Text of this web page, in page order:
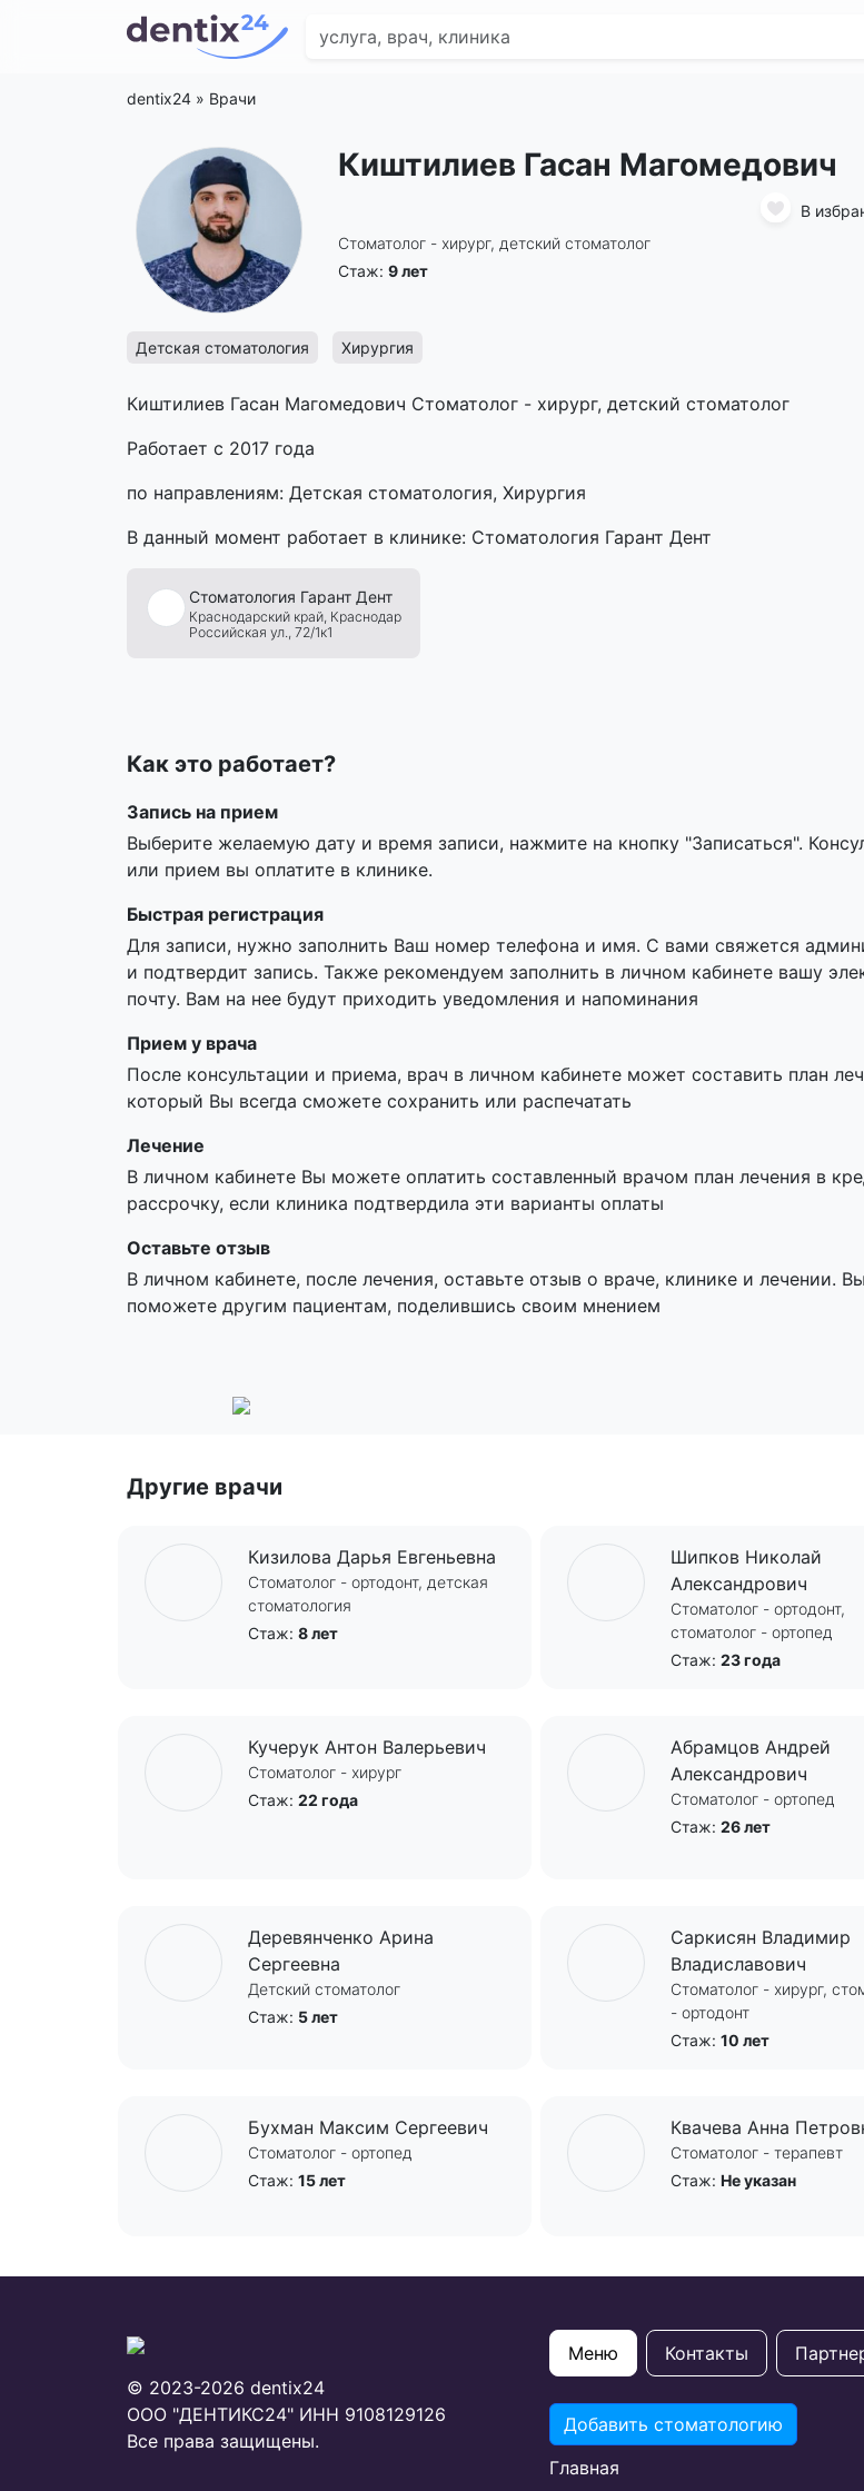
dentix24 » Врачи
Киштилиев Гасан Магомедович
В
Стоматолог - хирург, детский стоматолог
Стаж: 9 лет
Детская стоматология Хирургия
Киштилиев Гасан Магомедович Стоматолог - хирург, детский стоматолог
Работает с 2017 года
по направлениям: Детская стоматология, Хирургия
В данный момент работает в клинике: Стоматология Гарант Дент
Стоматология Гарант Дент
Краснодарский край, Краснодар
Российская ул., 72/1к1
Как это работает?
Запись на прием
Выберите желаемую дату и время записи, нажмите на кнопку "Записаться".
или прием вы оплатите в клинике.
Быстрая регистрация
Для записи, нужно заполнить Ваш номер телефона и имя. С вами свяжется
и подтвердит запись. Также рекомендуем заполнить в личном кабинете вашу
почту. Вам на нее будут приходить уведомления и напоминания
Прием у врача
После консультации и приема, врач в личном кабинете может составить план
который Вы всегда сможете сохранить или распечатать
Лечение
В личном кабинете Вы можете оплатить составленный врачом план лечения в
рассрочку, если клиника подтвердила эти варианты оплаты
Оставьте отзыв
В личном кабинете, после лечения, оставьте отзыв о враче, клинике и лечении. Вы
поможете другим пациентам, поделившись своим мнением
Другие врачи
Кизилова Дарья Евгеньевна
Стоматолог - ортодонт, детская
стоматология
Стаж: 8 лет
Шипков Николай
Александрович
Стоматолог - ортодонт,
стоматолог - ортопед
Стаж: 23 года
Кучерук Антон Валерьевич
Стоматолог - хирург
Стаж: 22 года
Абрамцов Андрей
Александрович
Стоматолог - ортопед
Стаж: 26 лет
Деревянченко Арина
Сергеевна
Детский стоматолог
Стаж: 5 лет
Саркисян Владимир
Владиславович
Стоматолог - хирург,
- ортодонт
Стаж: 10 лет
Бухман Максим Сергеевич
Стоматолог - ортопед
Стаж: 15 лет
Квачева Анна
Стоматолог - терапевт
Стаж: Не указан
© 2023-2026 dentix24
ООО "ДЕНТИКС24" ИНН 9108129126
Все права защищены.
Меню Контакты
Добавить стоматологию
Главная